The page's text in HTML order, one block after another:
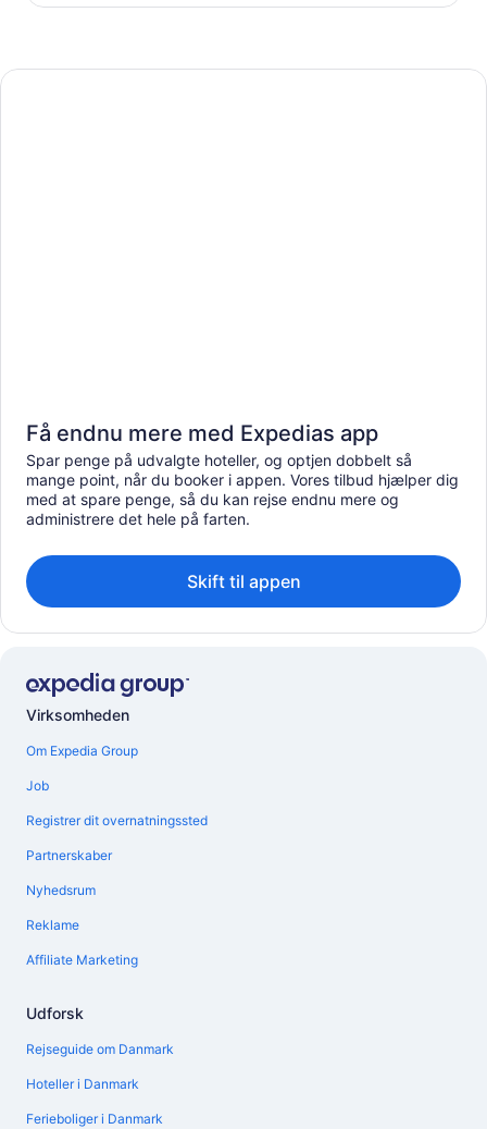
Få endnu mere med Expedias app
Spar penge på udvalgte hoteller, og optjen dobbelt så
mange point, når du booker i appen. Vores tilbud hjælper dig
med at spare penge, så du kan rejse endnu mere og
administrere det hele på farten.
Skift til appen
Virksomheden
Om Expedia Group
Job
Registrer dit overnatningssted
Partnerskaber
Nyhedsrum
Reklame
Affiliate Marketing
Udforsk
Rejseguide om Danmark
Hoteller i Danmark
Ferieboliger i Danmark